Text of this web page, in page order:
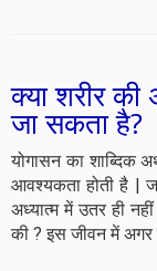
क्या शरीर
जा सकता है?
योगासन का शाब्दिक
आवश्यकता होती है |
अध्यात्म में उतर ही
की ? इस जीवन में अगर